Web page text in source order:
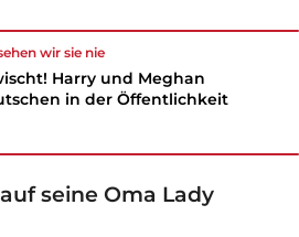
wir sie nie
Harry und Meghan
in der Öffentlichkeit
seine Oma Lady